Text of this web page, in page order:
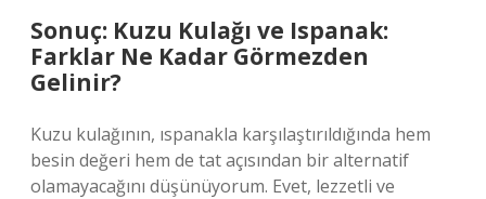
Sonuç: Kuzu Kulağı ve Ispanak:
Farklar Ne Kadar Görmezden
Gelinir?
Kuzu kulağının, ıspanakla karşılaştırıldığında hem
besin değeri hem de tat açısından bir alternatif
olamayacağını düşünüyorum. Evet, lezzetli ve